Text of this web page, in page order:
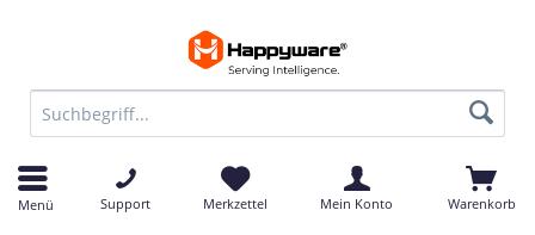
Menü Support Merkzettel Mein Konto Warenkorb